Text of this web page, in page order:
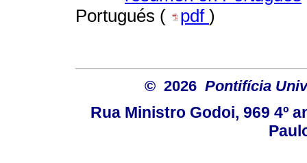
Portugués (
pdf )
© 2026 Pontifícia
Rua Ministro Godoi, 969 4º